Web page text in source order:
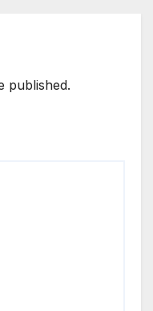
published.